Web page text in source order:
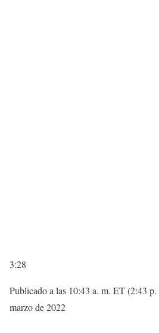
3:28
Publicado a las 10:43 a. m. ET (2:43
marzo de 2022